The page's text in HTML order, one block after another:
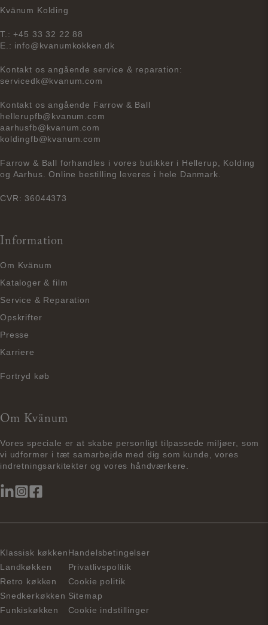
Kvänum Kolding
T.:+45 33 32 22 88
E.: info@kvanumkokken.dk
Kontakt os angående service & reparation:
servicedk@kvanum.com
Kontakt os angående Farrow & Ball
hellerupfb@kvanum.com
aarhusfb@kvanum.com
koldingfb@kvanum.com
Farrow & Ball forhandles i vores butikker i Hellerup, Kolding
og Aarhus. Online bestilling leveres i hele Danmark.
CVR: 36044373
Information
Om Kvänum
Kataloger & film
Service & Reparation
Opskrifter
Presse
Karriere
Fortryd køb
Om Kvänum
Vores speciale er at skabe personligt tilpassede miljøer, som
vi udformer i tæt samarbejde med dig som kunde, vores
indretningsarkitekter og vores håndværkere.
Klassisk køkken
Landkøkken
Retro køkken
Snedkerkøkken
Funkiskøkken
Handelsbetingelser
Privatlivspolitik
Cookie politik
Sitemap
Cookie indstillinger